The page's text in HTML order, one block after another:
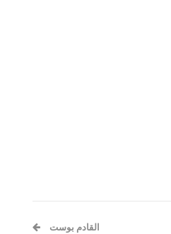
القادم بوست